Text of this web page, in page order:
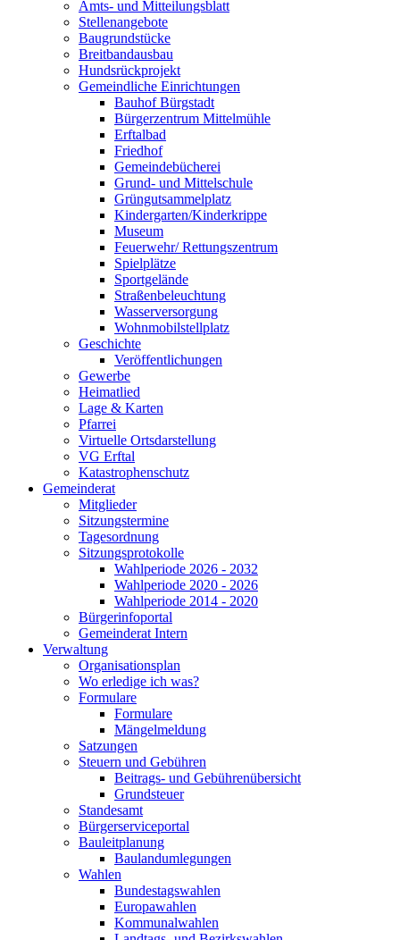
Amts- und Mitteilungsblatt
Stellenangebote
Baugrundstücke
Breitbandausbau
Hundsrückprojekt
Gemeindliche Einrichtungen
Bauhof Bürgstadt
Bürgerzentrum Mittelmühle
Erftalbad
Friedhof
Gemeindebücherei
Grund- und Mittelschule
Grüngutsammelplatz
Kindergarten/Kinderkrippe
Museum
Feuerwehr/ Rettungszentrum
Spielplätze
Sportgelände
Straßenbeleuchtung
Wasserversorgung
Wohnmobilstellplatz
Geschichte
Veröffentlichungen
Gewerbe
Heimatlied
Lage & Karten
Pfarrei
Virtuelle Ortsdarstellung
VG Erftal
Katastrophenschutz
Gemeinderat
Mitglieder
Sitzungstermine
Tagesordnung
Sitzungsprotokolle
Wahlperiode 2026 - 2032
Wahlperiode 2020 - 2026
Wahlperiode 2014 - 2020
Bürgerinfoportal
Gemeinderat Intern
Verwaltung
Organisationsplan
Wo erledige ich was?
Formulare
Formulare
Mängelmeldung
Satzungen
Steuern und Gebühren
Beitrags- und Gebührenübersicht
Grundsteuer
Standesamt
Bürgerserviceportal
Bauleitplanung
Baulandumlegungen
Wahlen
Bundestagswahlen
Europawahlen
Kommunalwahlen